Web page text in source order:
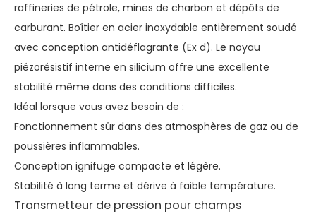
raffineries de pétrole, mines de charbon et dépôts de
carburant. Boîtier en acier inoxydable entièrement soudé
avec conception antidéflagrante (Ex d). Le noyau
piézorésistif interne en silicium offre une excellente
stabilité même dans des conditions difficiles.
Idéal lorsque vous avez besoin de :
Fonctionnement sûr dans des atmosphères de gaz ou de
poussières inflammables.
Conception ignifuge compacte et légère.
Stabilité à long terme et dérive à faible température.
Transmetteur de pression pour champs